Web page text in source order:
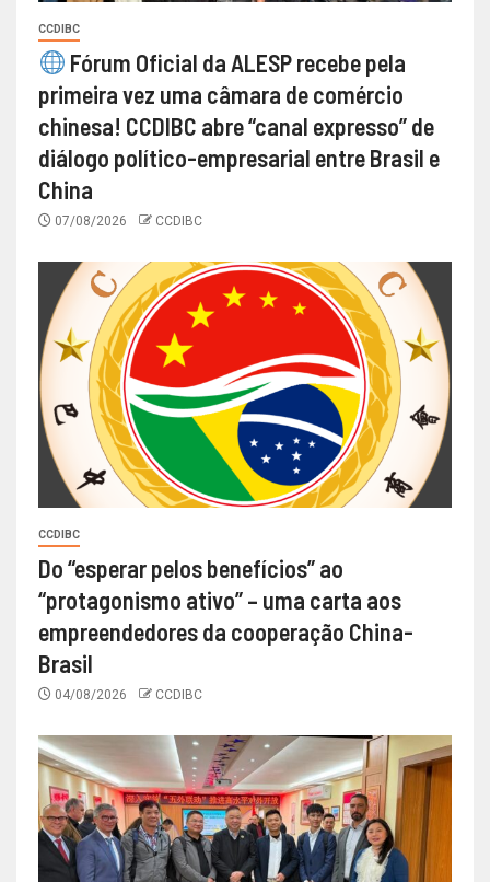
CCDIBC
Fórum Oficial da ALESP recebe pela
primeira vez uma câmara de comércio
chinesa! CCDIBC abre “canal expresso” de
diálogo político-empresarial entre Brasil e
China
07/08/2026 CCDIBC
CCDIBC
Do “esperar pelos benefícios” ao
“protagonismo ativo” – uma carta aos
empreendedores da cooperação China-
Brasil
04/08/2026 CCDIBC